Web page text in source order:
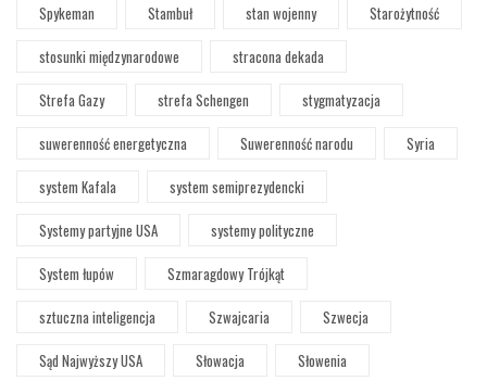
Spykeman
Stambuł stan wojenny
Starożytność
stosunki międzynarodowe
stracona dekada
Strefa Gazy
strefa Schengen
stygmatyzacja
suwerenność energetyczna
Suwerenność narodu
Syria
system Kafala
system semiprezydencki
Systemy partyjne USA
systemy polityczne
System łupów
Szmaragdowy Trójkąt
sztuczna inteligencja
Szwajcaria
Szwecja
Sąd Najwyższy USA
Słowacja
Słowenia